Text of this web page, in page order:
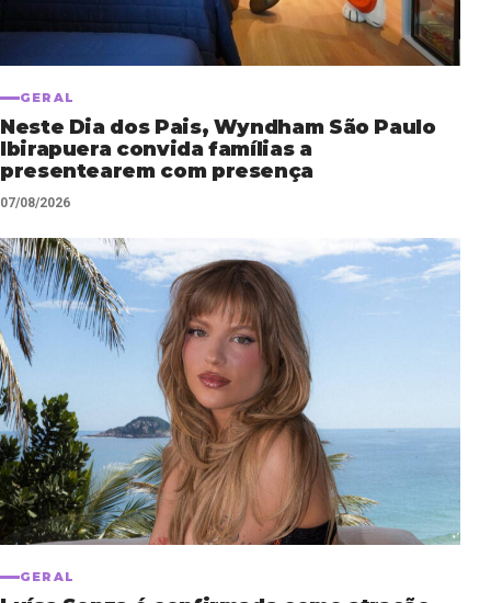
GERAL
Neste Dia dos Pais, Wyndham São Paulo
Ibirapuera convida famílias a
presentearem com presença
07/08/2026
GERAL